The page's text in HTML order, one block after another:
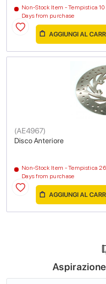
Non-Stock Item - Tempistica 10
Days from purchase
AGGIUNGI AL
Disco Anteriore
(AE4967)
Non-Stock Item - Tempistica 26
Days from purchase
AGGIUNGI AL